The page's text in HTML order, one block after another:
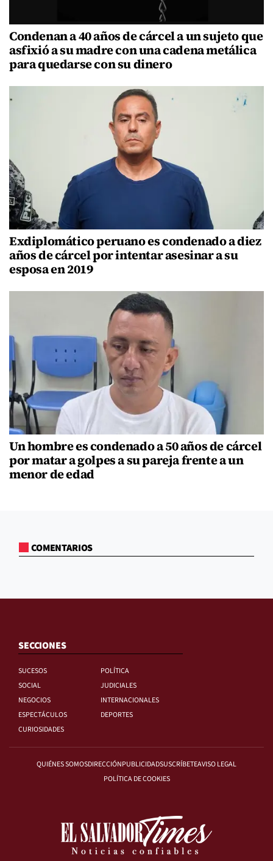
Condenan a 40 años de cárcel a un sujeto que
asfixió a su madre con una cadena metálica
para quedarse con su dinero
Exdiplomático peruano es condenado a diez
años de cárcel por intentar asesinar a su
esposa en 2019
Un hombre es condenado a 50 años de cárcel
por matar a golpes a su pareja frente a un
menor de edad
COMENTARIOS
SECCIONES
SUCESOS
POLÍTICA
SOCIAL
JUDICIALES
NEGOCIOS
INTERNACIONALES
ESPECTÁCULOS
DEPORTES
CURIOSIDADES
QUIÉNES SOMOSDIRECCIÓNPUBLICIDADSUSCRÍBETEAVISO LEGAL
POLÍTICA DE COOKIES